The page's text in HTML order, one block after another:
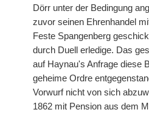
Dörr unter der Bedingung
zuvor seinen Ehrenhandel
Feste Spangenberg
durch Duell erledige. Das
auf Haynau's Anfrage diese
geheime Ordre
Vorwurf nicht von sich
1862 mit Pension aus dem